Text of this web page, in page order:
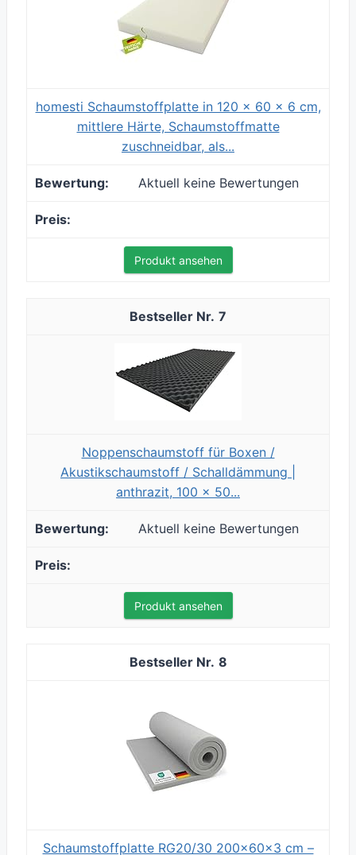
homesti Schaumstoffplatte in 120 x 60 x 6 cm,
mittlere Härte, Schaumstoffmatte
zuschneidbar, als...
Aktuell keine Bewertungen
Produkt ansehen
7
Noppenschaumstoff für Boxen‎ /‎
Akustikschaumstoff‎ /‎ Schalldämmung |
anthrazit, 100 x 50...
Aktuell keine Bewertungen
Produkt ansehen
8
Schaumstoffplatte RG20/30 200x60x3 cm –